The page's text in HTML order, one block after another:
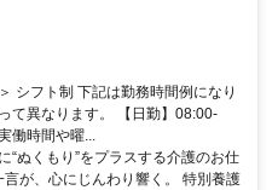
シフト制 下記は勤務時間例になり
て異なります。 【日勤】08:00-
働時間や曜...
“ぬくもり”をプラスする介護のお仕
が、心にじんわり響く。 特別養護